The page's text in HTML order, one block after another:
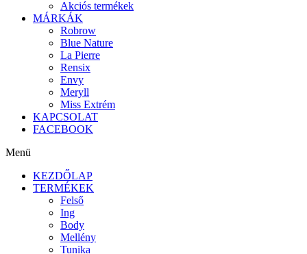
Akciós termékek
MÁRKÁK
Robrow
Blue Nature
La Pierre
Rensix
Envy
Meryll
Miss Extrém
KAPCSOLAT
FACEBOOK
Menü
KEZDŐLAP
TERMÉKEK
Felső
Ing
Body
Mellény
Tunika